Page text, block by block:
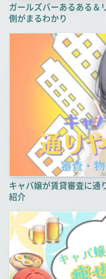
ガールズバーあるある＆
側がまるわかり
キャバ嬢が賃貸審査に通
紹介